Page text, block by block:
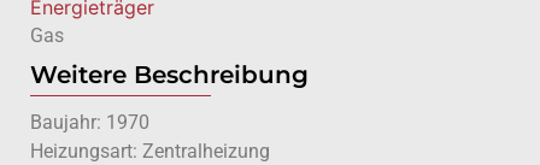
Energieträger
Gas
Weitere Beschreibung
Baujahr: 1970
Heizungsart: Zentralheizung